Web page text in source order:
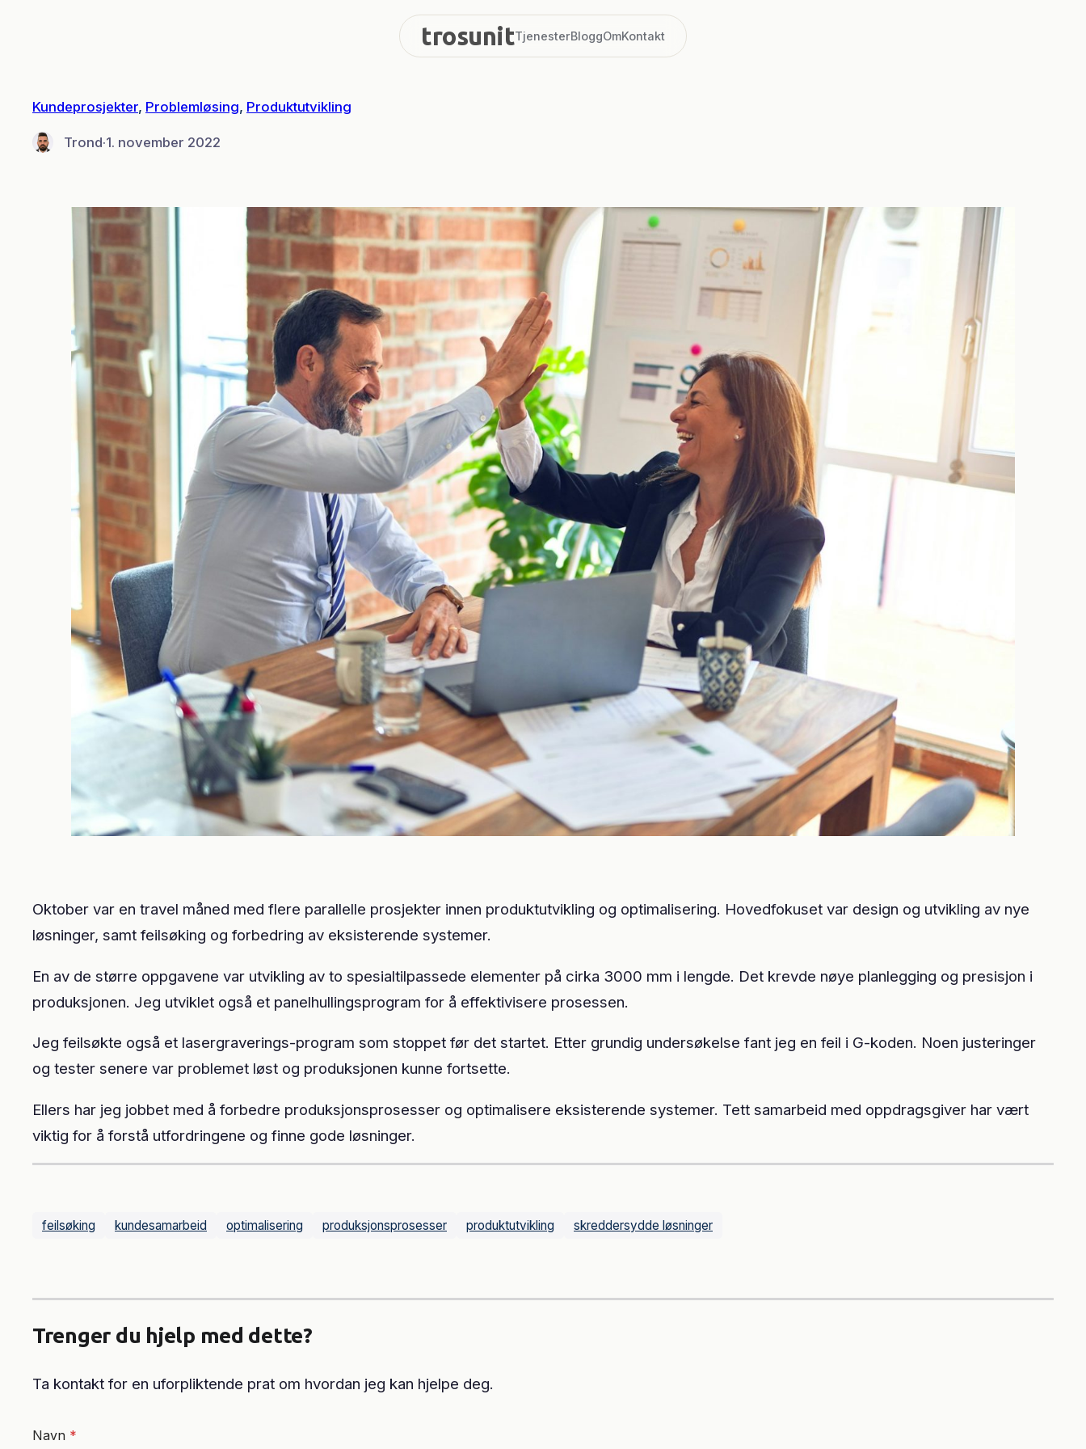
Kundeprosjekter, Problemløsing, Produktutvikling
Trond·1. november 2022
Oktober var en travel måned med flere parallelle prosjekter innen produktutvikling og optimalisering. Hovedfokuset var design og utvikling av nye
løsninger, samt feilsøking og forbedring av eksisterende systemer.
En av de større oppgavene var utvikling av to spesialtilpassede elementer på cirka 3000 mm i lengde. Det krevde nøye planlegging og presisjon i
produksjonen. Jeg utviklet også et panelhullingsprogram for å effektivisere prosessen.
Jeg feilsøkte også et lasergraverings-program som stoppet før det startet. Etter grundig undersøkelse fant jeg en feil i G-koden. Noen justeringer
og tester senere var problemet løst og produksjonen kunne fortsette.
Ellers har jeg jobbet med å forbedre produksjonsprosesser og optimalisere eksisterende systemer. Tett samarbeid med oppdragsgiver har vært
viktig for å forstå utfordringene og finne gode løsninger.
feilsøking kundesamarbeid optimalisering produksjonsprosesser produktutvikling skreddersydde løsninger
Trenger du hjelp med dette?
Ta kontakt for en uforpliktende prat om hvordan jeg kan hjelpe deg.
Navn *
trosunitTjenesterBloggOmKontakt